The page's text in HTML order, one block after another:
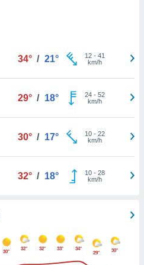
34° / 21° 12- 41
km/h
29° / 18° 24- 52
km/h
30° / 17° 10- 22
km/h
32° / 18° 10- 28
km/h
30°
32° 32° 33° 34°
29° 30°